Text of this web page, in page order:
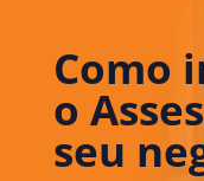
Como
o
seu